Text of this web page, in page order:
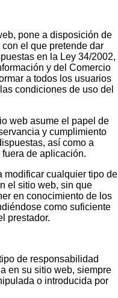
pone a disposición de
el que pretende dar
en la Ley 34/2002,
y del Comercio
a todos los usuarios
condiciones de uso del
web asume el papel de
y cumplimiento
así como a
de aplicación.
modificar cualquier tipo de
el sitio web, sin que
en conocimiento de los
como suficiente
prestador.
de responsabilidad
en su sitio web, siempre
o introducida por